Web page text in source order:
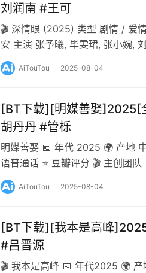
刘润南 #王可
🎬 深情眼 (2025) 类型 剧情 / 爱
安 主演 张予曦, 毕雯珺, 张小婉,
AiTouTou 2025-08-04
[BT下载][明媒善娶]2025[
胡丹丹 #管栎
明媒善娶 📅 年代 2025 🌍 产地
语普通话 ⭐ 豆瓣评分 🎬 主创团
AiTouTou 2025-08-04
[BT下载][我本是高峰
#吕晋源
🎬 我本是高峰 📅 年代2025 🌍